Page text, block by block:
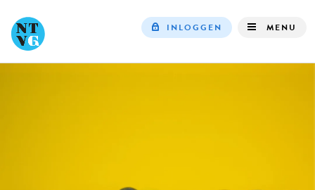
INLOGGEN MENU